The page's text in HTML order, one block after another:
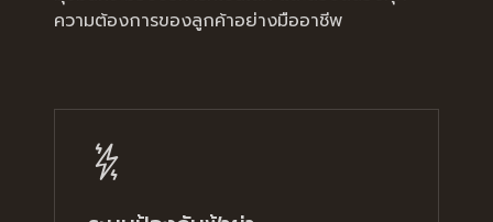
ความต้องการของลูกค้าอย่างมืออาชีพ